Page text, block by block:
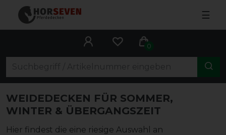
☰
0
WEIDEDECKEN FÜR SOMMER,
WINTER & ÜBERGANGSZEIT
Hier findest die eine riesige Auswahl an